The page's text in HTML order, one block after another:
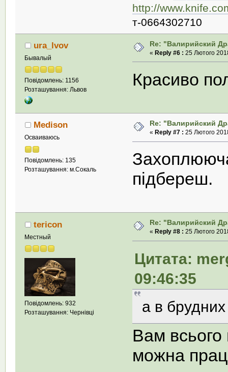
http://
т-0664302710
ura_lvov
Бывалый
Повідомлень: 1156
Розташування: Львов
Re: "Валирийский
« Reply #6 : 25 Лютого
Красиво
Medison
Осваиваюсь
Повідомлень: 135
Розташування: м.Сокаль
Re: "Валирийский
« Reply #7 : 25 Лютого
підбереш.
tericon
Местный
Повідомлень: 932
Розташування: Чернівці
Re: "Валирийский
« Reply #8 : 25 Лютого
Цитата:
09:46:35
а в
Вам всього
можна